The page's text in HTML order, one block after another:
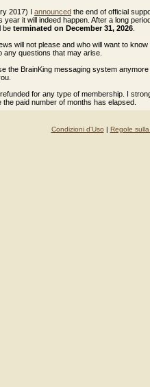
2017) I announced the end of official
it will indeed happen. After a long
be terminated on December 31, 2026
will not please and who will want to
any questions that may arise.
the BrainKing messaging system
for any type of membership. I
paid number of months has elapsed.
Condizioni d'Uso | Regole